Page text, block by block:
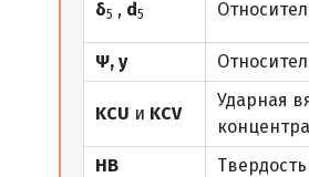
δ5 , d5
Ψ, y
KCU и KCV
Ударная
HB